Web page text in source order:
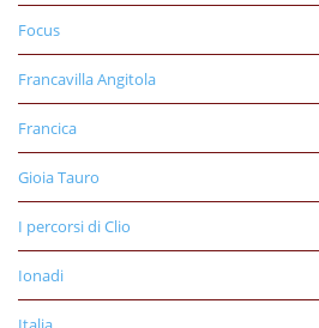
Focus
Francavilla Angitola
Francica
Gioia Tauro
I percorsi di Clio
Ionadi